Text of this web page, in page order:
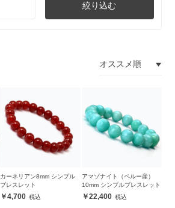
絞り込む
カーネリアン8mm シンプル
ブレスレット
4,700
アマゾナイト（ペルー産）
10mm シンプルブレスレット
22,400